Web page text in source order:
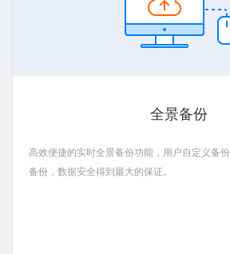
全景备份
高效便捷的实时全景备份功能，用户自定义备
备份，数据安全得到最大的保证。